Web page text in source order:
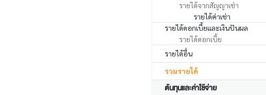
รายได้จากสัญญาเช่า
รายได้ค่าเช่า
รายได้ดอกเบี้ยและเงินปันผล
รายได้ดอกเบี้ย
รายได้อื่น
รวมรายได้
ต้นทุนและค่าใช้จ่าย